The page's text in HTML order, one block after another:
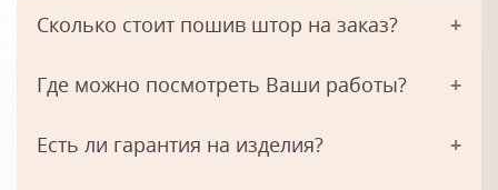
Сколько стоит пошив штор на заказ?
Где можно посмотреть Ваши работы?
Есть ли гарантия на изделия?